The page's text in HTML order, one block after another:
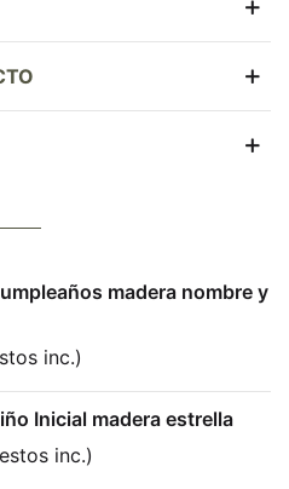
madera nombre y
inc.)
Inicial madera estrella
inc.)